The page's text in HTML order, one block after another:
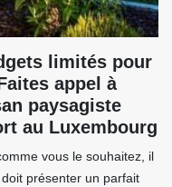
limités pour
appel à
paysagiste
au Luxembourg
vous le souhaitez, il
présenter un parfait